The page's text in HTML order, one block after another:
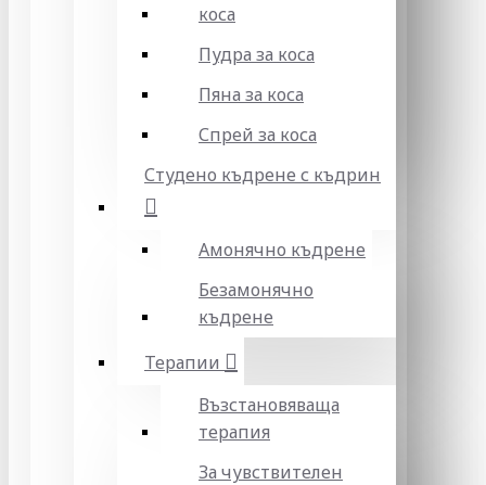
коса
Пудра за коса
Пяна за коса
Спрей за коса
Студено къдрене с къдрин
Амонячно къдрене
Безамонячно
къдрене
Терапии
Възстановяваща
терапия
За чувствителен